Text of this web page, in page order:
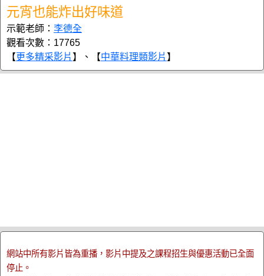
元宵也能炸出好味道
示範老師： 李德全
觀看次數：17765
【更多精采影片 】、【中華料理類影片 】
網站中所有影片皆為重播，影片中提及之課程招生與優惠活動已全面
停止。